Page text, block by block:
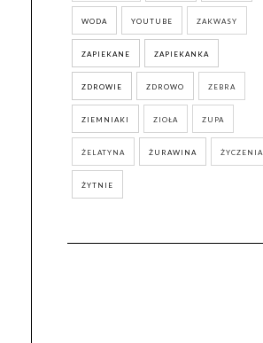
WODA YOUTUBE ZAKWASY
ZAPIEKANE ZAPIEKANKA
ZDROWIE ZDROWO ZEBRA
ZIEMNIAKI ZIOŁA ZUPA
ŻELATYNA ŻURAWINA ŻYCZENIA
ŻYTNIE